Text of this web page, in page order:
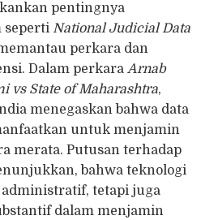
pentingnya
seperti National Judicial Data
perkara dan
Dalam perkara Arnab
vs State of Maharashtra,
menegaskan bahwa data
untuk menjamin
merata. Putusan terhadap
bahwa teknologi
tetapi juga
dalam menjamin